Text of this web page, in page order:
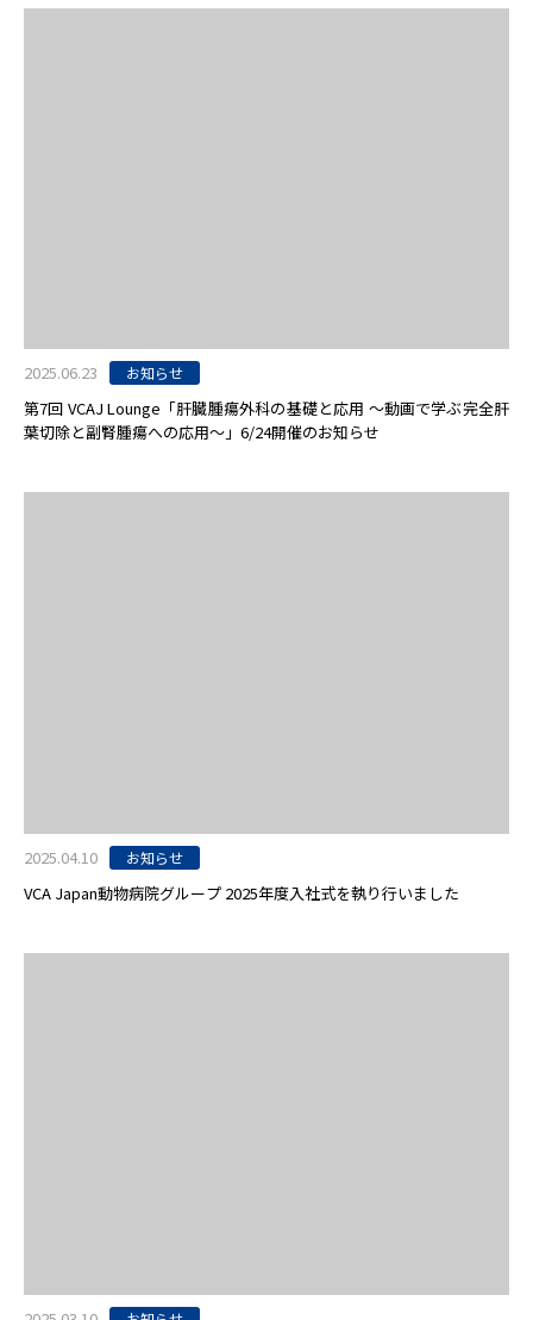
2025.06.23 お知らせ
第7回 VCAJ Lounge「肝臓腫瘍外科の基礎と応用 〜動画で学ぶ完全肝
葉切除と副腎腫瘍への応用〜」6/24開催のお知らせ
2025.04.10 お知らせ
VCA Japan動物病院グループ 2025年度入社式を執り行いました